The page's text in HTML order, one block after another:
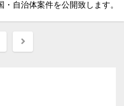
自治体案件を公開致します。